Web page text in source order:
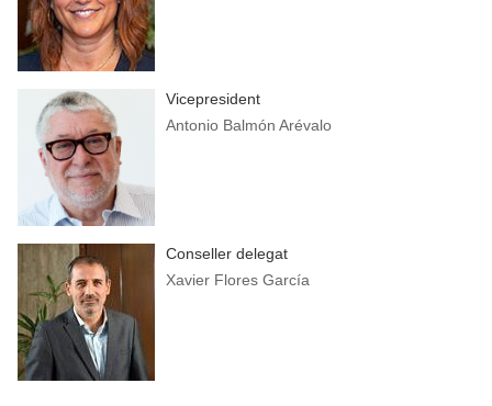
Vicepresident
Antonio Balmón Arévalo
Conseller delegat
Xavier Flores García